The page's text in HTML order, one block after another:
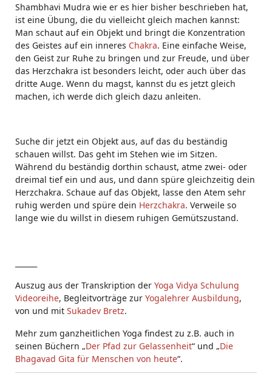
Shambhavi Mudra wie er es hier bisher beschrieben hat,
ist eine Übung, die du vielleicht gleich machen kannst:
Man schaut auf ein Objekt und bringt die Konzentration
des Geistes auf ein inneres Chakra. Eine einfache Weise,
den Geist zur Ruhe zu bringen und zur Freude, und über
das Herzchakra ist besonders leicht, oder auch über das
dritte Auge. Wenn du magst, kannst du es jetzt gleich
machen, ich werde dich gleich dazu anleiten.
Suche dir jetzt ein Objekt aus, auf das du beständig
schauen willst. Das geht im Stehen wie im Sitzen.
Während du beständig dorthin schaust, atme zwei- oder
dreimal tief ein und aus, und dann spüre gleichzeitig dein
Herzchakra. Schaue auf das Objekt, lasse den Atem sehr
ruhig werden und spüre dein Herzchakra. Verweile so
lange wie du willst in diesem ruhigen Gemütszustand.
Auszug aus der Transkription der Yoga Vidya Schulung
Videoreihe, Begleitvorträge zur Yogalehrer Ausbildung,
von und mit Sukadev Bretz.
Mehr zum ganzheitlichen Yoga findest zu z.B. auch in
seinen Büchern „Der Pfad zur Gelassenheit“ und „Die
Bhagavad Gita für Menschen von heute“.